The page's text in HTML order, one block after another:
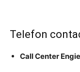
Telefon
Call Center Engie